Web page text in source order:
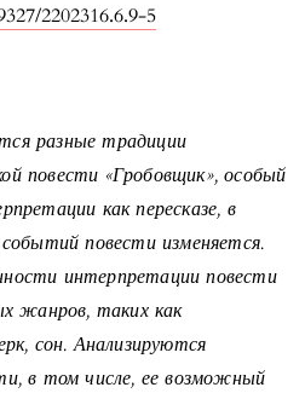
2202316.6.9-5
разные традиции
повести «Гробовщик», особый
как пересказе, в
повести изменяется.
интерпретации повести
жанров, таких как
сон. Анализируются
в том числе, ее возможный